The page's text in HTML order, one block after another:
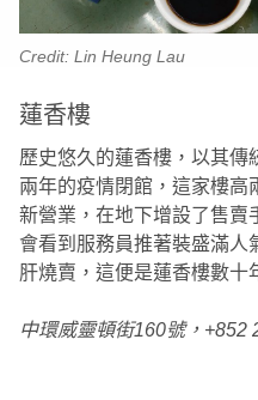
Credit: Lin Heung Lau
蓮香樓
歷史悠久的蓮香樓，以其傳
兩年的疫情閉館，這家樓高
新營業，在地下增設了售賣
會看到服務員推著裝盛滿人
肝燒賣，這便是蓮香樓數十
中環威靈頓街160號，+852